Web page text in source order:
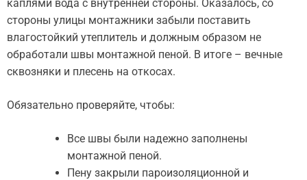
каплями вода с внутренней стороны. Оказалось, со
стороны улицы монтажники забыли поставить
влагостойкий утеплитель и должным образом не
обработали швы монтажной пеной. В итоге – вечные
сквозняки и плесень на откосах.
Обязательно проверяйте, чтобы:
Все швы были надежно заполнены
монтажной пеной.
Пену закрыли пароизоляционной и